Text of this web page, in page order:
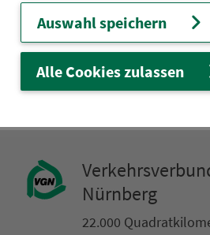
die Nacht­bus­linien fürs
Nürn­berg
22.000
Auswahl speichern
Alle Cookies zulassen